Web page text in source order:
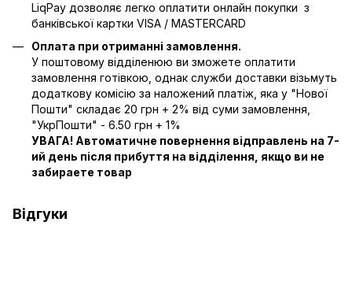
LiqPay дозволяє легко оплатити онлайн покупки з
банківської картки VISA / MASTERCARD
Оплата при отриманні замовлення.
У поштовому відділенюю ви зможете оплатити
замовлення готівкою, однак служби доставки візьмуть
додаткову комісію за наложений платіж, яка у "Нової
Пошти" складає 20 грн + 2% від суми замовлення,
"УкрПошти" - 6.50 грн + 1%
УВАГА! Автоматичне повернення відправлень на 7-
ий день після прибуття на відділення, якщо ви не
забираете товар
Відгуки